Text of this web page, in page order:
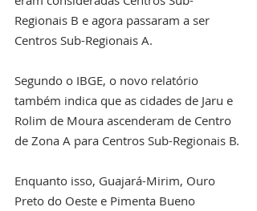
Regionais B e agora passaram a ser
Centros Sub-Regionais A.
Segundo o IBGE, o novo relatório
também indica que as cidades de Jaru e
Rolim de Moura ascenderam de Centro
de Zona A para Centros Sub-Regionais B.
Enquanto isso, Guajará-Mirim, Ouro
Preto do Oeste e Pimenta Bueno